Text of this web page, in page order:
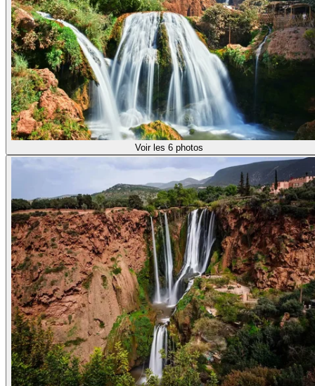
Voir les 6 photos